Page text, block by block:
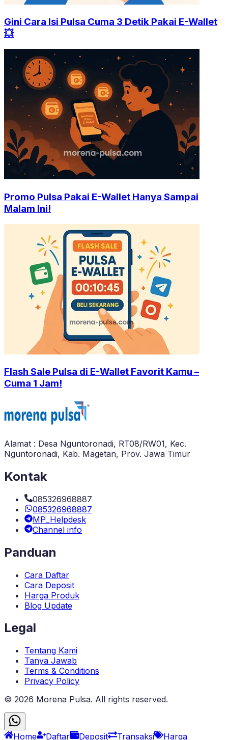
Gini Cara Isi Pulsa Cuma 3 Detik Pakai E-Wallet
💥
Promo Pulsa Pakai E-Wallet Hanya Sampai
Malam Ini!
Flash Sale Pulsa di E-Wallet Favorit Kamu –
Cuma 1 Jam!
Alamat : Desa Nguntoronadi, RT08/RW01, Kec.
Nguntoronadi, Kab. Magetan, Prov. Jawa Timur
Kontak
085326968887
085326968887
MP_Helpdesk
Channel info
Panduan
Cara Daftar
Cara Deposit
Harga Produk
Blog Update
Legal
Tentang Kami
Tanya Jawab
Terms & Conditions
Privacy Policy
© 2026 Morena Pulsa. All rights reserved.
Home Daftar Deposit Transaksi Harga